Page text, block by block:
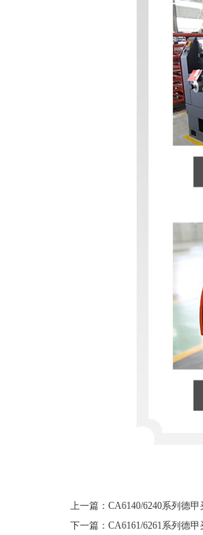
上一篇： CA6140/6240系列德
下一篇： CA6161/6261系列德